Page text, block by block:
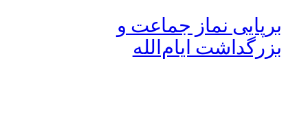
برپایی نماز جماعت و
بزرگداشت ایام‌الله